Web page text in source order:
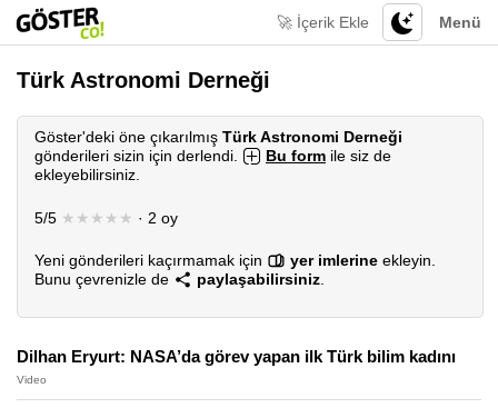
Menü
🚀 İçerik Ekle
Türk Astronomi Derneği
Göster'deki öne çıkarılmış Türk Astronomi Derneği
gönderileri sizin için derlendi.
Bu form ile siz de
ekleyebilirsiniz.
5/5 ★★★★★ · 2 oy
Yeni gönderileri kaçırmamak için yer imlerine ekleyin.
Bunu çevrenizle de
paylaşabilirsiniz
Dilhan Eryurt: NASA’da görev yapan ilk Türk bilim kadını
Video